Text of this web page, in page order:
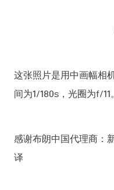
这张照片是用中画幅相
间为1/180s，光圈为f/11
感谢布朗中国代理商：
译